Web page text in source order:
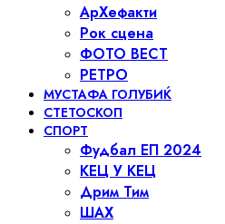
АрХефакти
Рок сцена
ФОТО ВЕСТ
РЕТРО
МУСТАФА ГОЛУБИЌ
СТЕТОСКОП
СПОРТ
Фудбал ЕП 2024
КЕЦ У КЕЦ
Дрим Тим
ШАХ